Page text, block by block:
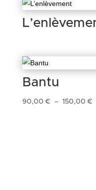
Bantu
90,00€ – 150,00€